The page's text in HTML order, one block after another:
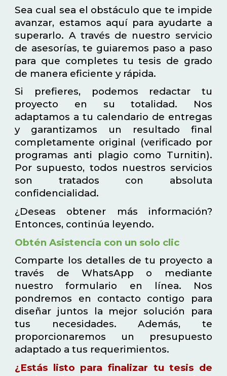
Sea cual sea el obstáculo que te impide
avanzar, estamos aquí para ayudarte a
superarlo. A través de nuestro servicio
de asesorías, te guiaremos paso a paso
para que completes tu tesis de grado
de manera eficiente y rápida.
Si prefieres, podemos redactar tu
proyecto en su totalidad. Nos
adaptamos a tu calendario de entregas
y garantizamos un resultado final
completamente original (verificado por
programas anti plagio como Turnitin).
Por supuesto, todos nuestros servicios
son tratados con absoluta
confidencialidad.
¿Deseas obtener más información?
Entonces, continúa leyendo.
Obtén Asistencia con un solo clic
Comparte los detalles de tu proyecto a
través de WhatsApp o mediante
nuestro formulario en línea. Nos
pondremos en contacto contigo para
diseñar juntos la mejor solución para
tus necesidades. Además, te
proporcionaremos un presupuesto
adaptado a tus requerimientos.
¿Estás listo para finalizar tu tesis de